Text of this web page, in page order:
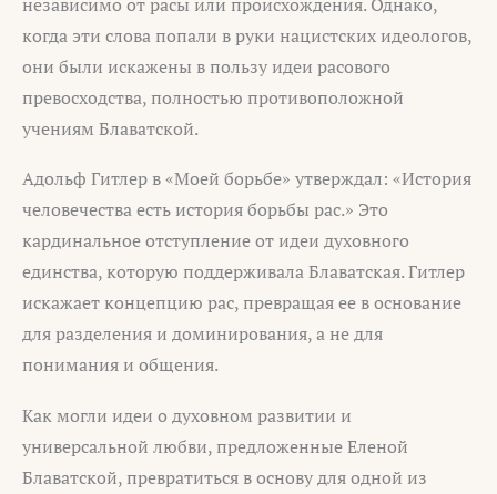
когда эти слова попали в руки нацистских идеологов,
они были искажены в пользу идеи расового
превосходства, полностью противоположной
учениям Блаватской.
Адольф Гитлер в «Моей борьбе» утверждал: «История
человечества есть история борьбы рас.» Это
кардинальное отступление от идеи духовного
единства, которую поддерживала Блаватская. Гитлер
искажает концепцию рас, превращая ее в основание
для разделения и доминирования, а не для
понимания и общения.
Как могли идеи о духовном развитии и
универсальной любви, предложенные Еленой
Блаватской, превратиться в основу для одной из